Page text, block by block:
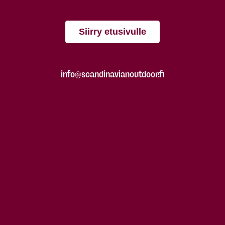
Siirry etusivulle
info@scandinavianoutdoor.fi